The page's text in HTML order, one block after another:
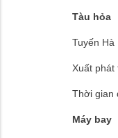
Tàu hỏa
Tuyến Hà
Xuất phát
Thời gian
Máy bay